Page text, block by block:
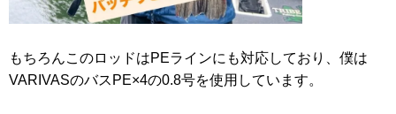
もちろんこのロッドはPEラインにも対応しており、僕は
VARIVASのバスPE×4の0.8号を使用しています。